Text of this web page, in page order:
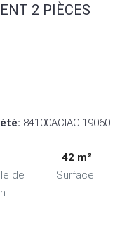
2 PIÈCES
84100ACIACI19060
de
42 m²
Surface